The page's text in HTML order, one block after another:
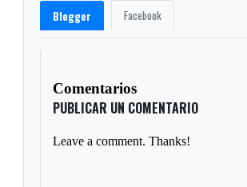
Blogger Facebook
Comentarios
PUBLICAR UN COMENTARIO
Leave a comment. Thanks!